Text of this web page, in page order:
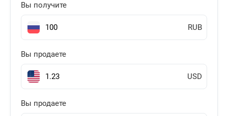
Вы получите
RUB
Вы продаете
USD
Вы продаете